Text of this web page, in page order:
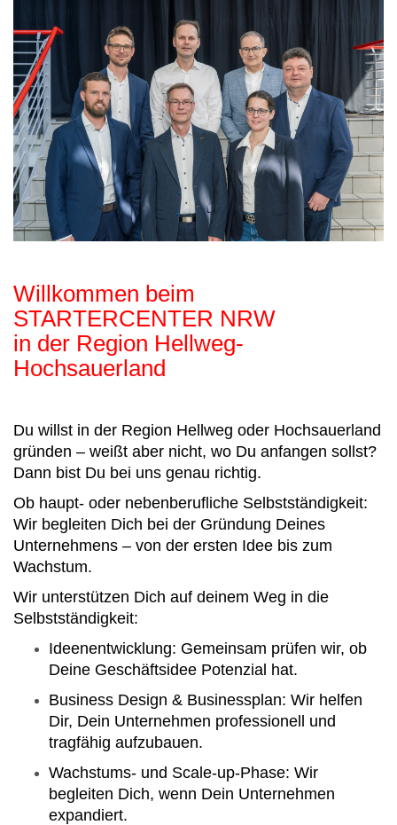
Willkommen beim
STARTERCENTER NRW
in der Region Hellweg-
Hochsauerland
Du willst in der Region Hellweg oder Hochsauerland
gründen – weißt aber nicht, wo Du anfangen sollst?
Dann bist Du bei uns genau richtig.
Ob haupt- oder nebenberufliche Selbstständigkeit:
Wir begleiten Dich bei der Gründung Deines
Unternehmens – von der ersten Idee bis zum
Wachstum.
Wir unterstützen Dich auf deinem Weg in die
Selbstständigkeit:
Ideenentwicklung: Gemeinsam prüfen wir, ob
Deine Geschäftsidee Potenzial hat.
Business Design & Businessplan: Wir helfen
Dir, Dein Unternehmen professionell und
tragfähig aufzubauen.
Wachstums- und Scale-up-Phase: Wir
begleiten Dich, wenn Dein Unternehmen
expandiert.